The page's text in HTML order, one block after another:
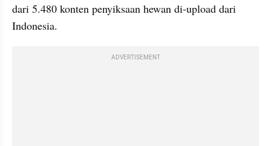
dari 5.480 konten penyiksaan hewan di-upload dari
Indonesia.
ADVERTISEMENT